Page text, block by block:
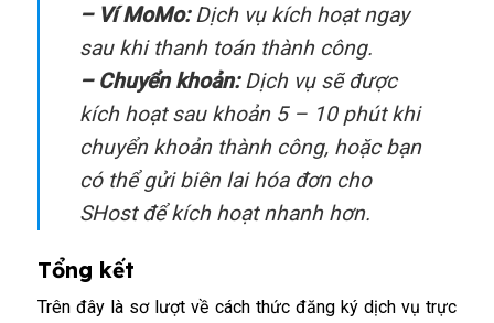
– Ví MoMo:Dịch vụ kích hoạt ngay
sau khi thanh toán thành công.
– Chuyển khoản: Dịch vụ sẽ được
kích hoạt sau khoản 5 – 10 phút khi
chuyển khoản thành công, hoặc bạn
có thể gửi biên lai hóa đơn cho
SHost để kích hoạt nhanh hơn.
Tổng kết
Trên đây là sơ lượt về cách thức đăng ký dịch vụ trực